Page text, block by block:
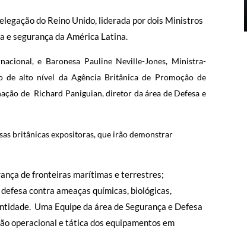
do Reino Unido, liderada por dois Ministros
e segurança da América Latina.
e Baronesa Pauline Neville-Jones, Ministra-
de alto nível da Agência Britânica de Promoção de
de Richard Paniguian, diretor da área de Defesa e
britânicas expositoras, que irão demonstrar
de fronteiras marítimas e terrestres;
contra ameaças químicas, biológicas,
Uma Equipe da área de Segurança e Defesa
operacional e tática dos equipamentos em